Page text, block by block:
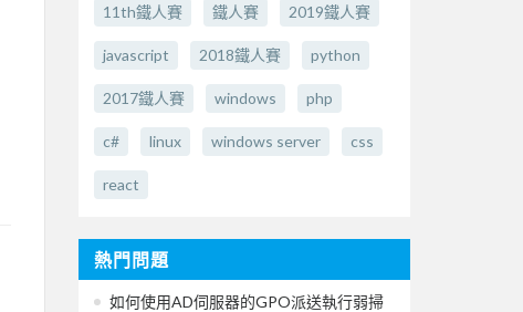
11th鐵人賽 鐵人賽 2019鐵人賽
javascript 2018鐵人賽 python
2017鐵人賽 windows php
c# linux windows server css
react
熱門問題
如何使用AD伺服器的GPO派送執行弱掃